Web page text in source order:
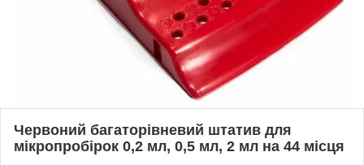
Червоний багаторівневий штатив для
мікропробірок 0,2 мл, 0,5 мл, 2 мл на 44 місця